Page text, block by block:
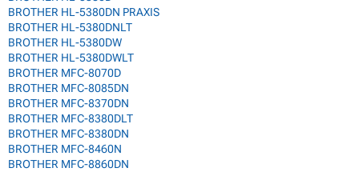
BROTHER HL-5380DN PRAXIS
BROTHER HL-5380DNLT
BROTHER HL-5380DW
BROTHER HL-5380DWLT
BROTHER MFC-8070D
BROTHER MFC-8085DN
BROTHER MFC-8370DN
BROTHER MFC-8380DLT
BROTHER MFC-8380DN
BROTHER MFC-8460N
BROTHER MFC-8860DN